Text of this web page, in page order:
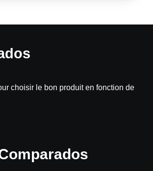
choisir le bon produit en fonction de